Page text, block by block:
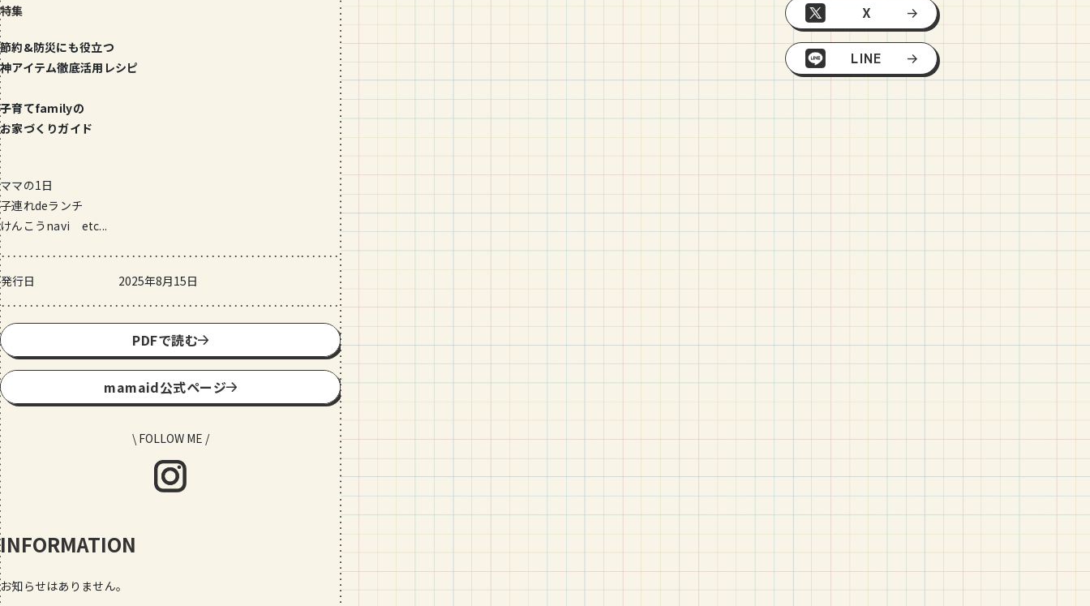
X
LINE
特集
節約&防災にも役立つ
神アイテム徹底活用レシピ
子育てfamilyの
お家づくりガイド
ママの1日
子連れdeランチ
けんこうnavi etc...
発行日 2025年8月15日
PDFで読む
mamaid公式ページ
\ FOLLOW ME /
INFORMATION
お知らせはありません。